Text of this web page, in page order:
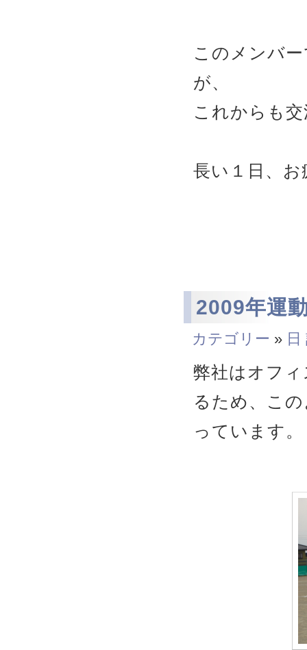
このメンバ
が、
これからも
長い１日、
2009年運
カテゴリー » 日
弊社はオフ
るため、こ
っています。